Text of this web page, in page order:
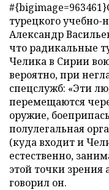
турецкого учебно-
Александр
что радикальные
Челика в Сирии
вероятно, при
спецслужб: «Эти
перемещаются
оружие,
полулегальная
(куда входит и
естественно,
этой точки зрения
говорил он.